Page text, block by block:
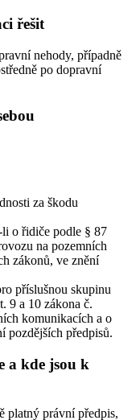
řešit
nehody, případně
po dopravní
za škodu
o řidiče podle § 87
na pozemních
zákonů, ve znění
příslušnou skupinu
9 a 10 zákona č.
komunikacích a o
pozdějších předpisů.
a kde jsou k
platný právní předpis,